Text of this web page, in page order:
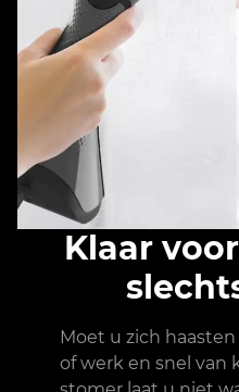
Klaar
Moet u zich
of werk en snel van